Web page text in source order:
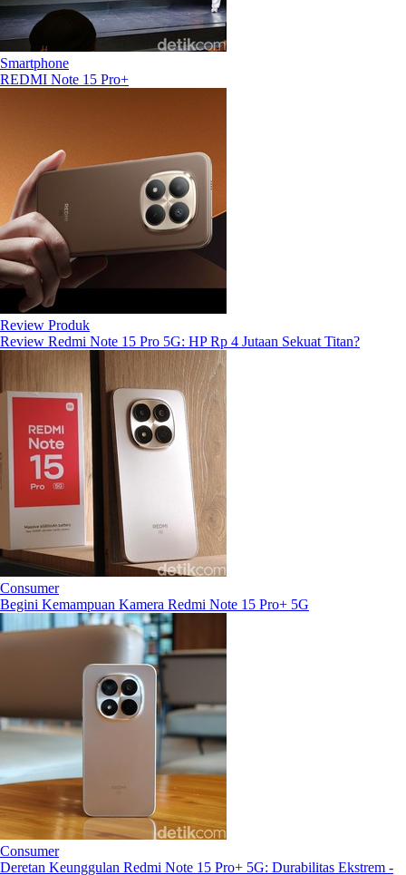
Smartphone
REDMI Note 15 Pro+
Review Produk
Review Redmi Note 15 Pro 5G: HP Rp 4 Jutaan Sekuat Titan?
Consumer
Begini Kemampuan Kamera Redmi Note 15 Pro+ 5G
Consumer
Deretan Keunggulan Redmi Note 15 Pro+ 5G: Durabilitas Ekstrem -